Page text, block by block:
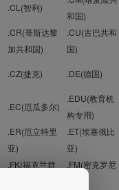
.CL(智利)
和国)
.CR(哥斯达黎
加共和国)
.CU(古巴共和
国)
.CZ(捷克) .DE(德国)
.EC(厄瓜多尔)
.EDU(教育机
构专用)
.ER(厄立特里
亚)
.ET(埃塞俄比
亚)
.FK(福克兰群
.FM(密克罗尼